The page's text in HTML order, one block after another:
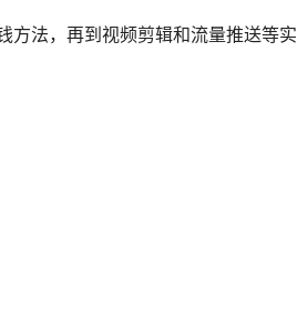
法，再到视频剪辑和流量推送等